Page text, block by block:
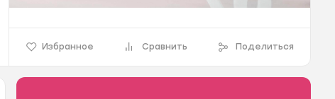
Избранное Сравнить Поделиться